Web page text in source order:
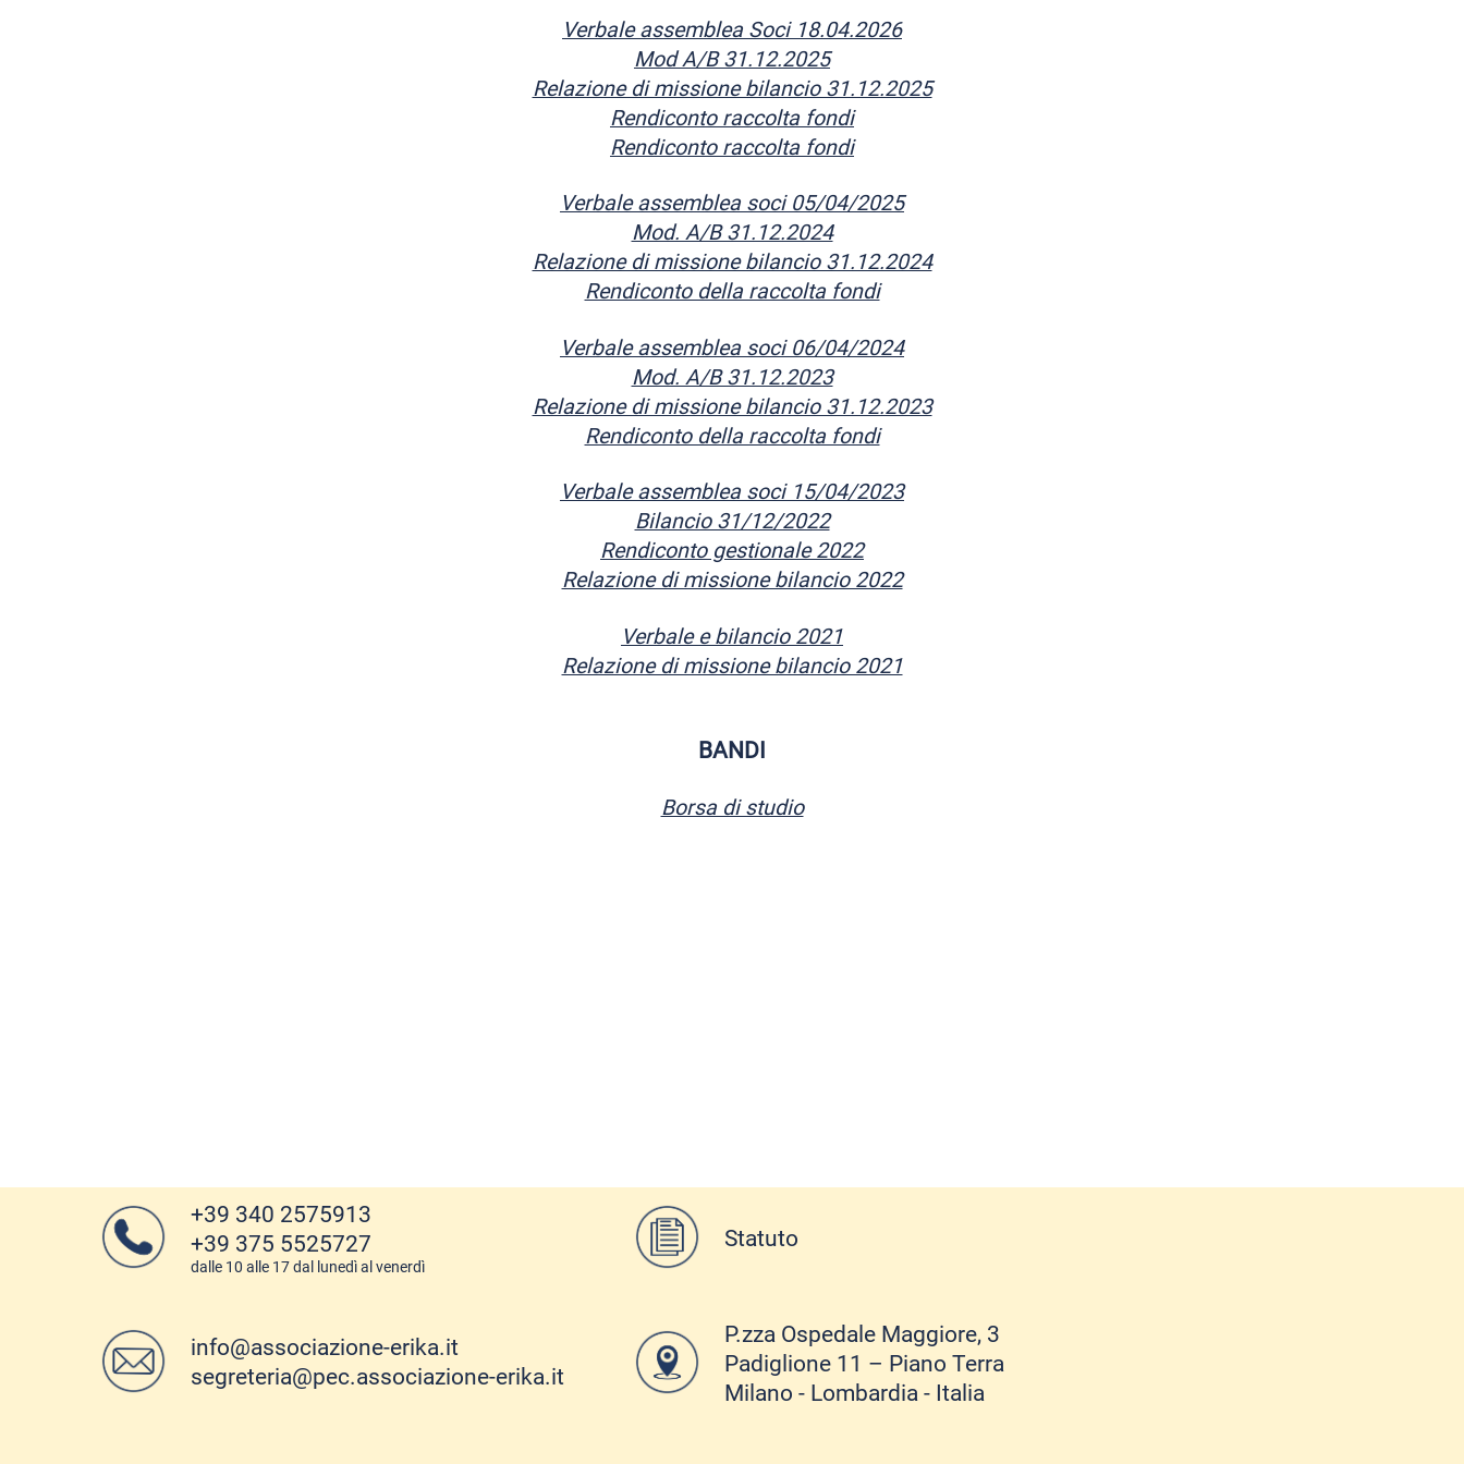
Verbale assemblea Soci 18.04.2026
Mod A/B 31.12.2025
Relazione di missione bilancio 31.12.2025
Rendiconto raccolta fondi
Rendiconto raccolta fondi
Verbale assemblea soci 05/04/2025
Mod. A/B 31.12.2024
Relazione di missione bilancio 31.12.2024
Rendiconto della raccolta fondi
Verbale assemblea soci 06/04/2024
Mod. A/B 31.12.2023
Relazione di missione bilancio 31.12.2023
Rendiconto della raccolta fondi
Verbale assemblea soci 15/04/2023
Bilancio 31/12/2022
Rendiconto gestionale 2022
Relazione di missione bilancio 2022
Verbale e bilancio 2021
Relazione di missione bilancio 2021
BANDI
Borsa di studio
+39 340 2575913
+39 375 5525727
dalle 10 alle 17 dal lunedì al venerdì
info@associazione-erika.it
segreteria@pec.associazione-erika.it
Statuto
P.zza Ospedale Maggiore, 3
Padiglione 11 – Piano Terra
Milano - Lombardia - Italia